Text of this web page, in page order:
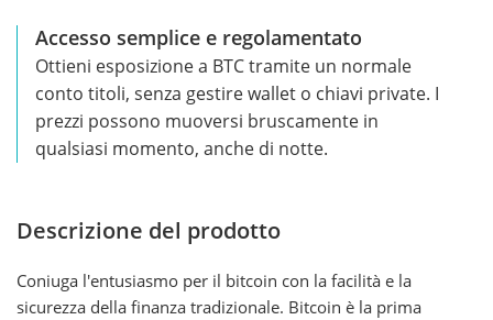
Accesso semplice e regolamentato
Ottieni esposizione a BTC tramite un normale
conto titoli, senza gestire wallet o chiavi private. I
prezzi possono muoversi bruscamente in
qualsiasi momento, anche di notte.
Descrizione del prodotto
Coniuga l'entusiasmo per il bitcoin con la facilità e la
sicurezza della finanza tradizionale. Bitcoin è la prima